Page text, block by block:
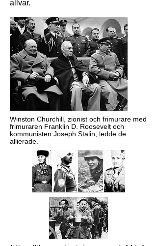
allvar.
Winston Churchill, zionist och frimurare med
frimuraren Franklin D. Roosevelt och
kommunisten Joseph Stalin, ledde de
allierade.